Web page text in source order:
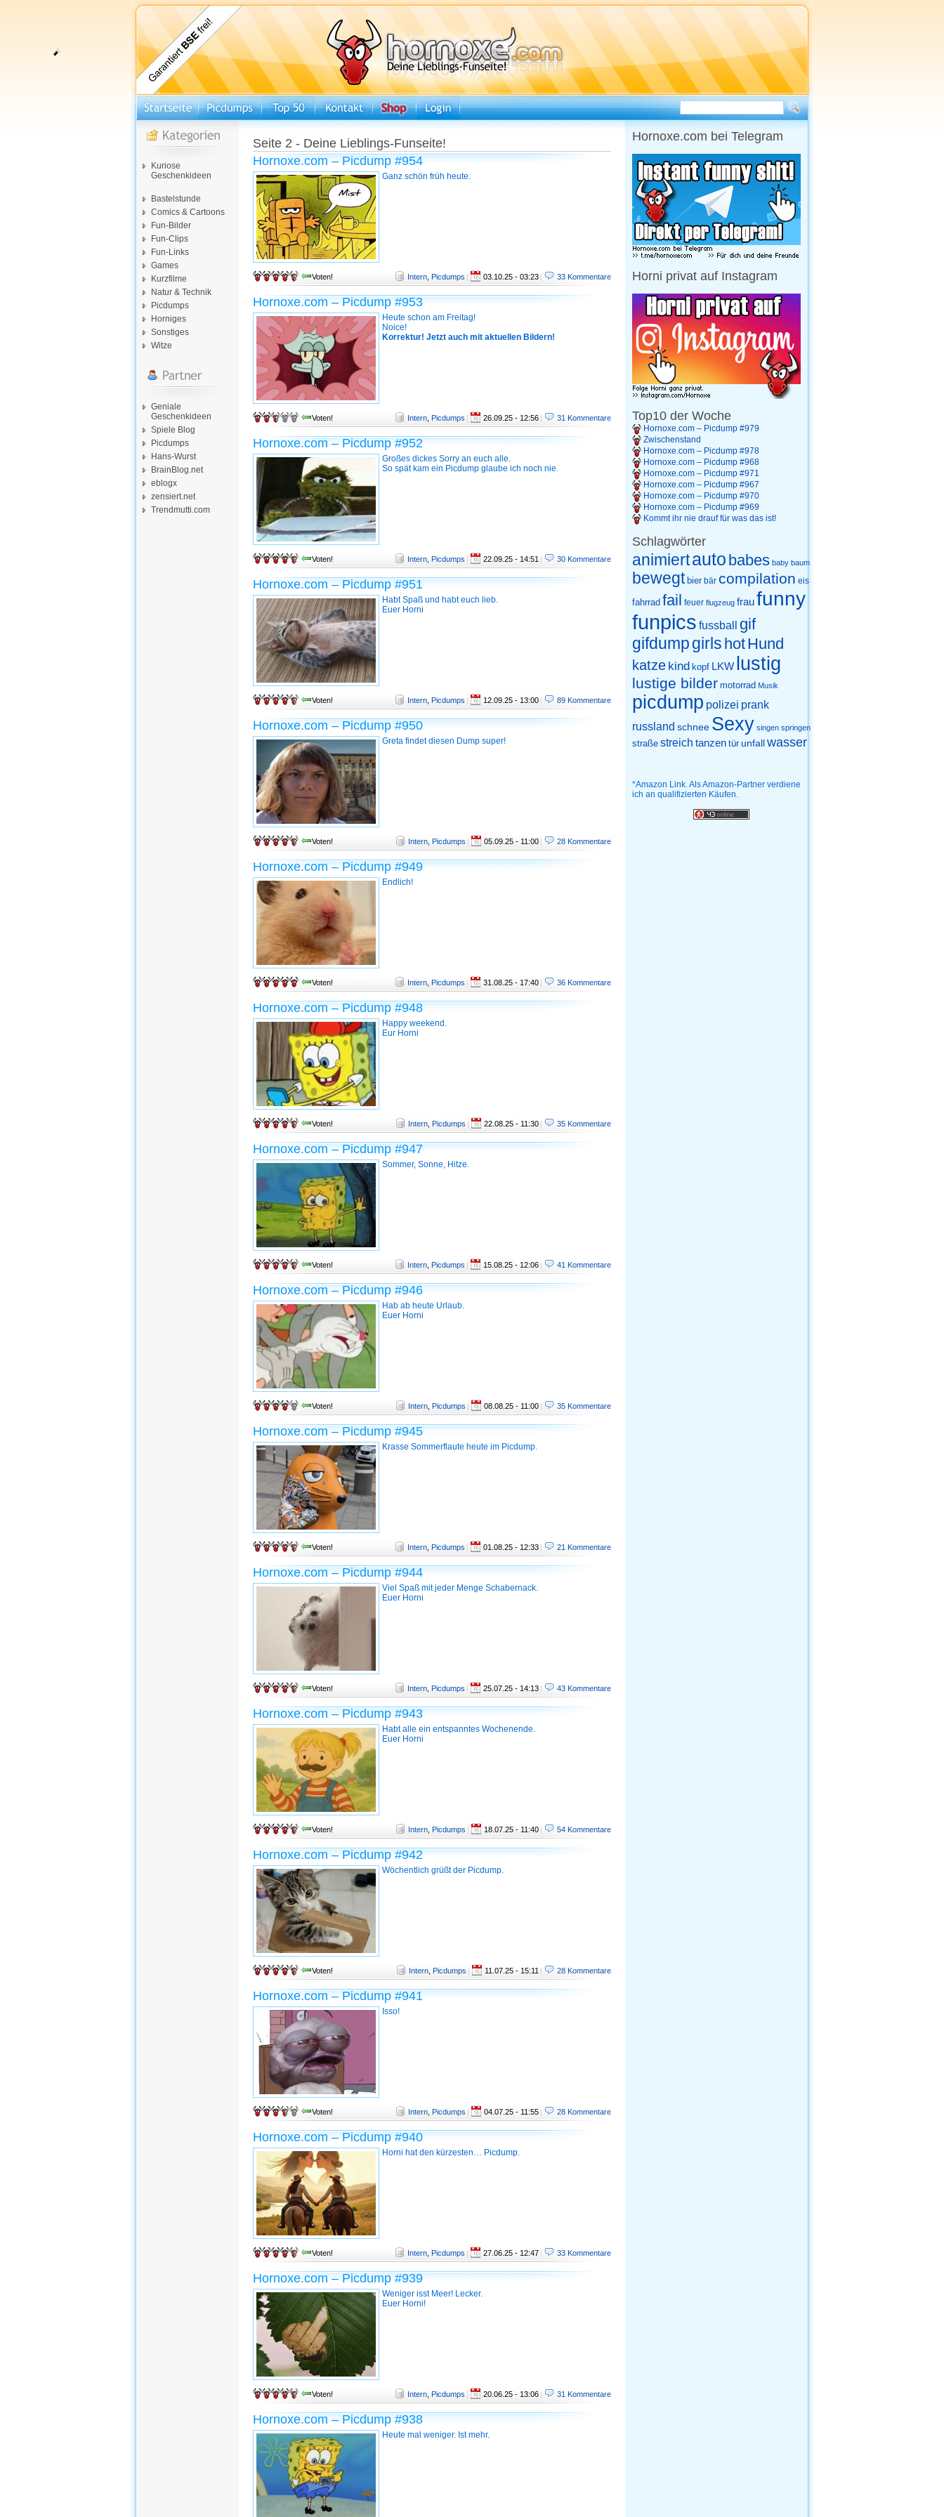
Kuriose
Geschenkideen
Bastelstunde
Comics & Cartoons
Fun-Bilder
Fun-Clips
Fun-Links
Games
Kurzfilme
Natur & Technik
Picdumps
Horniges
Sonstiges
Witze
Geniale
Geschenkideen
Spiele Blog
Picdumps
Hans-Wurst
BrainBlog.net
eblogx
zensiert.net
Trendmutti.com
Seite 2 - Deine Lieblings-Funseite!
Hornoxe.com – Picdump #954
Ganz schön früh heute.
Voten! Intern Picdumps | 03.10.25 - 03:23 | 33 Kommentare
Hornoxe.com – Picdump #953
Heute schon am Freitag!
Noice!
Korrektur! Jetzt auch mit aktuellen Bildern!
Voten! Intern Picdumps | 26.09.25 - 12:56 | 31 Kommentare
Hornoxe.com – Picdump #952
Großes dickes Sorry an euch alle.
So spät kam ein Picdump glaube ich noch nie.
Voten! Intern Picdumps | 22.09.25 - 14:51 | 30 Kommentare
Hornoxe.com – Picdump #951
Habt Spaß und habt euch lieb.
Euer Horni
Voten! Intern Picdumps | 12.09.25 - 13:00 | 89 Kommentare
Hornoxe.com – Picdump #950
Greta findet diesen Dump super!
Voten! Intern Picdumps | 05.09.25 - 11:00 | 28 Kommentare
Hornoxe.com – Picdump #949
Endlich!
Voten! Intern Picdumps | 31.08.25 - 17:40 | 36 Kommentare
Hornoxe.com – Picdump #948
Happy weekend.
Eur Horni
Voten! Intern Picdumps | 22.08.25 - 11:30 | 35 Kommentare
Hornoxe.com – Picdump #947
Sommer, Sonne, Hitze.
Voten! Intern Picdumps | 15.08.25 - 12:06 | 41 Kommentare
Hornoxe.com – Picdump #946
Hab ab heute Urlaub.
Euer Horni
Voten! Intern Picdumps | 08.08.25 - 11:00 | 35 Kommentare
Hornoxe.com – Picdump #945
Krasse Sommerflaute heute im Picdump.
Voten! Intern Picdumps | 01.08.25 - 12:33 | 21 Kommentare
Hornoxe.com – Picdump #944
Viel Spaß mit jeder Menge Schabernack.
Euer Horni
Voten! Intern Picdumps | 25.07.25 - 14:13 | 43 Kommentare
Hornoxe.com – Picdump #943
Habt alle ein entspanntes Wochenende.
Euer Horni
Voten! Intern Picdumps | 18.07.25 - 11:40 | 54 Kommentare
Hornoxe.com – Picdump #942
Wöchentlich grüßt der Picdump.
Voten! Intern Picdumps | 11.07.25 - 15:11 | 28 Kommentare
Hornoxe.com – Picdump #941
Isso!
Voten! Intern Picdumps | 04.07.25 - 11:55 | 28 Kommentare
Hornoxe.com – Picdump #940
Horni hat den kürzesten… Picdump.
Voten! Intern Picdumps | 27.06.25 - 12:47 | 33 Kommentare
Hornoxe.com – Picdump #939
Weniger isst Meer! Lecker.
Euer Horni!
Voten! Intern Picdumps | 20.06.25 - 13:06 | 31 Kommentare
Hornoxe.com – Picdump #938
Heute mal weniger. Ist mehr.
Hornoxe.com bei Telegram
Horni privat auf Instagram
Top10 der Woche
Hornoxe.com – Picdump #979
Zwischenstand
Hornoxe.com – Picdump #978
Hornoxe.com – Picdump #968
Hornoxe.com – Picdump #971
Hornoxe.com – Picdump #967
Hornoxe.com – Picdump #970
Hornoxe.com – Picdump #969
Kommt ihr nie drauf für was das ist!
Schlagwörter
animiertauto babes baby baum
bewegt bier bär compilation eis
fahrrad fail feuer flugzeug fraufunny
funpics fussball gif
gifdump girls hotHund
katze kind kopf LKW lustig
lustige bilder motorrad Musik
picdump polizei prank
russland schnee Sexy singen springen
straße streich tanzen tür unfallwasser
*Amazon Link. Als Amazon-Partner verdiene
ich an qualifizierten Käufen.